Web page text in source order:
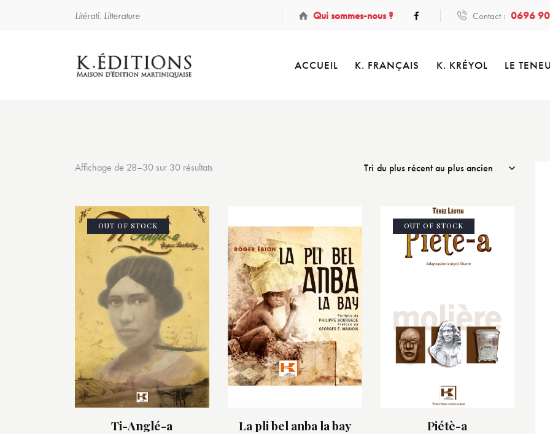
Litérati. Litterature Qui sommes-nous ? Contact : 0696
ACCUEIL K. FRANÇAIS K. KRÉYOL LE
Affichage de 28–30 sur 30 résultats
OUT OF STOCK
Ti-Anglé-a La pli bel anba la bay
OUT OF STOCK
Piétè-a